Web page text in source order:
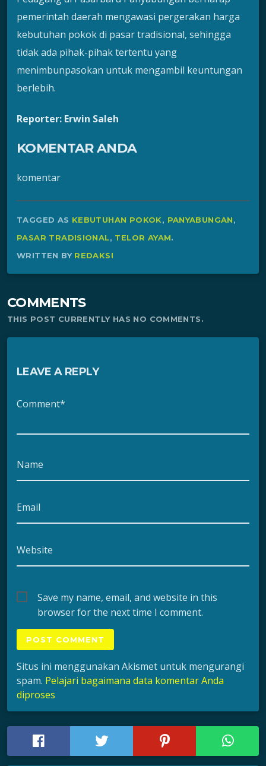
pemerintah daerah mengawasi pergerakan harga
kebutuhan pokok di pasar tradisional, sehingga
tidak ada pihak-pihak tertentu yang
menimbunpasokan untuk mengambil keuntungan
berlebih.
Reporter: Erwin Saleh
KOMENTAR ANDA
komentar
TAGGED AS KEBUTUHAN POKOK, PANYABUNGAN,
PASAR TRADISIONAL, TELOR AYAM.
WRITTEN BY REDAKSI
COMMENTS
THIS POST CURRENTLY HAS NO COMMENTS.
LEAVE A REPLY
Comment*
Name
Email
Website
Save my name, email, and website in this
browser for the next time I comment.
Situs ini menggunakan Akismet untuk mengurangi
spam. Pelajari bagaimana data komentar Anda
diproses